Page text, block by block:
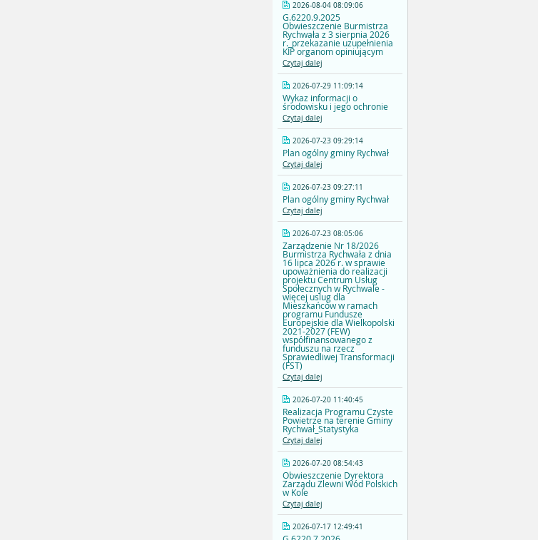
2026-08-04 08:09:06
G.6220.9.2025
Obwieszczenie Burmistrza
Rychwała z 3 sierpnia 2026
r._przekazanie uzupełnienia
KIP organom opiniującym
Czytaj dalej
2026-07-29 11:09:14
Wykaz informacji o
środowisku i jego ochronie
Czytaj dalej
2026-07-23 09:29:14
Plan ogólny gminy Rychwał
Czytaj dalej
2026-07-23 09:27:11
Plan ogólny gminy Rychwał
Czytaj dalej
2026-07-23 08:05:06
Zarządzenie Nr 18/2026
Burmistrza Rychwała z dnia
16 lipca 2026 r. w sprawie
upoważnienia do realizacji
projektu Centrum Usług
Społecznych w Rychwale -
więcej uslug dla
Mieszkańców w ramach
programu Fundusze
Europejskie dla Wielkopolski
2021-2027 (FEW)
współfinansowanego z
funduszu na rzecz
Sprawiedliwej Transformacji
(FST)
Czytaj dalej
2026-07-20 11:40:45
Realizacja Programu Czyste
Powietrze na terenie Gminy
Rychwał_Statystyka
Czytaj dalej
2026-07-20 08:54:43
Obwieszczenie Dyrektora
Zarządu Zlewni Wód Polskich
w Kole
Czytaj dalej
2026-07-17 12:49:41